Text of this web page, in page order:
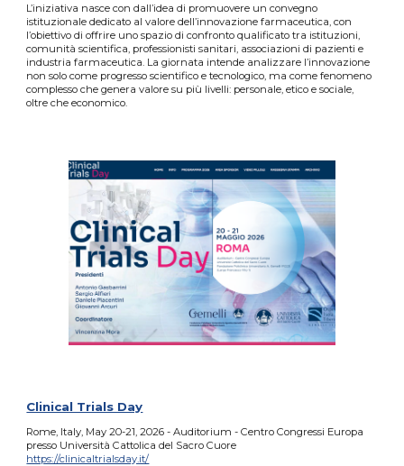
L’iniziativa nasce con dall’idea di promuovere un convegno
istituzionale dedicato al valore dell’innovazione farmaceutica, con
l’obiettivo di offrire uno spazio di confronto qualificato tra istituzioni,
comunità scientifica, professionisti sanitari, associazioni di pazienti e
industria farmaceutica. La giornata intende analizzare l’innovazione
non solo come progresso scientifico e tecnologico, ma come fenomeno
complesso che genera valore su più livelli: personale, etico e sociale,
oltre che economico.
Clinical Trials Day
Rome, Italy, May 20-21, 2026 - Auditorium - Centro Congressi Europa
presso Università Cattolica del Sacro Cuore
https://clinicaltrialsday.it/